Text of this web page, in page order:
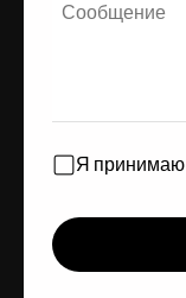
Я принимаю